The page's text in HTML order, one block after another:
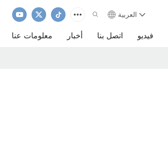
العربية
معلومات عنا أخبار اتصل بنا فيديو